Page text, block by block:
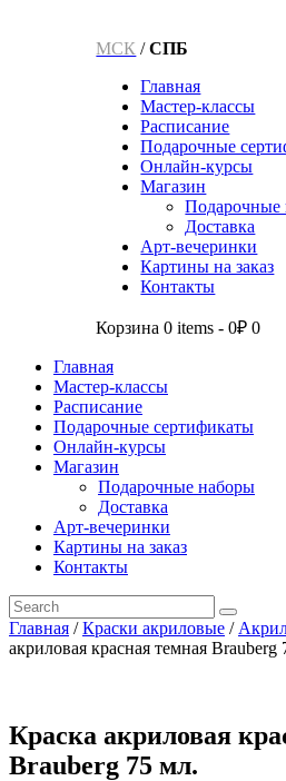
МСК /СПБ
Главная
Мастер-классы
Расписание
Подарочные
Онлайн-курсы
Магазин
Подарочные
Доставка
Арт-вечеринки
Картины на заказ
Контакты
Корзина 0 items -0₽ 0
Главная
Мастер-классы
Расписание
Подарочные сертификаты
Онлайн-курсы
Магазин
Подарочные наборы
Доставка
Арт-вечеринки
Картины на заказ
Контакты
Главная /Краски акриловые /
акриловая красная темная Brauberg
Краска акриловая
Brauberg 75 мл.